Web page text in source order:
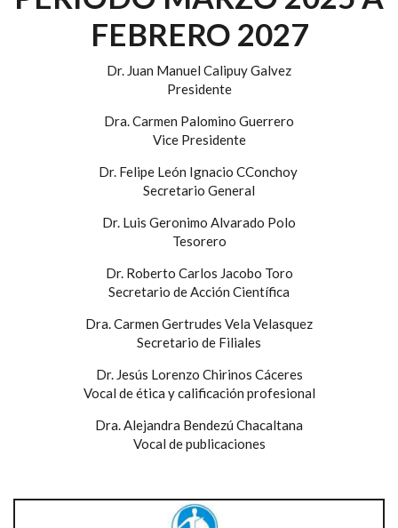
FEBRERO 2027
Dr. Juan Manuel Calipuy Galvez
Presidente
Dra. Carmen Palomino Guerrero
Vice Presidente
Dr. Felipe León Ignacio CConchoy
Secretario General
Dr. Luis Geronimo Alvarado Polo
Tesorero
Dr. Roberto Carlos Jacobo Toro
Secretario de Acción Científica
Dra. Carmen Gertrudes Vela Velasquez
Secretario de Filiales
Dr. Jesús Lorenzo Chirinos Cáceres
Vocal de ética y calificación profesional
Dra. Alejandra Bendezú Chacaltana
Vocal de publicaciones